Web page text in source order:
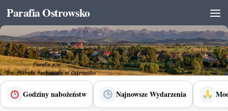
Skip to content
Parafia Ostrowsko
Godziny nabożeństw Najnowsze Wydarzenia